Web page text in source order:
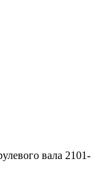
вала 2101-